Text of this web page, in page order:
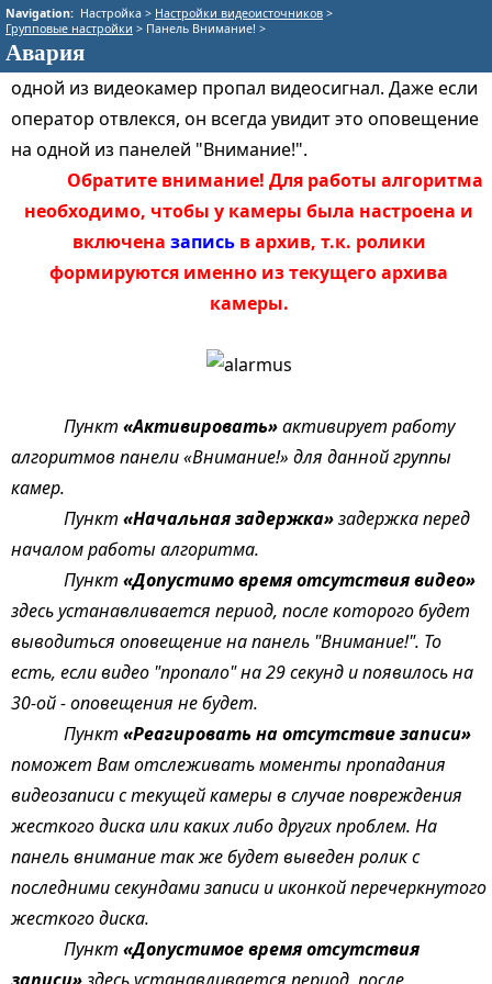
Navigation: Настройка > Настройки видеоисточников >
Групповые настройки > Панель Внимание! >
Авария
Алгоритм панели "Внимание!" "Авария" служит
для оперативного оповещения оператора о том, что с
одной из видеокамер пропал видеосигнал. Даже если
оператор отвлекся, он всегда увидит это оповещение
на одной из панелей "Внимание!".
Обратите внимание! Для работы алгоритма
необходимо, чтобы у камеры была настроена и
включена записьв архив, т.к. ролики
формируются именно из текущего архива
камеры.
Пункт «Активировать»активирует работу
алгоритмов панели «Внимание!» для данной группы
камер.
Пункт «Начальная задержка»задержка перед
началом работы алгоритма.
Пункт «Допустимо время отсутствия видео»
здесь устанавливается период, после которого будет
выводиться оповещение на панель "Внимание!". То
есть, если видео "пропало" на 29 секунд и появилось на
30-ой - оповещения не будет.
Пункт «Реагировать на отсутствие записи»
поможет Вам отслеживать моменты пропадания
видеозаписи с текущей камеры в случае повреждения
жесткого диска или каких либо других проблем. На
панель внимание так же будет выведен ролик с
последними секундами записи и иконкой перечеркнутого
жесткого диска.
Пункт «Допустимое время отсутствия